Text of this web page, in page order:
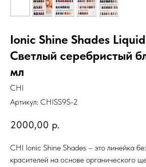
Ionic Shine Shades
Светлый серебристый
мл
CHI
Артикул: CHISS9S-2
2000,00 р.
CHI Ionic Shine Shades – это линейка
красителей на основе органического